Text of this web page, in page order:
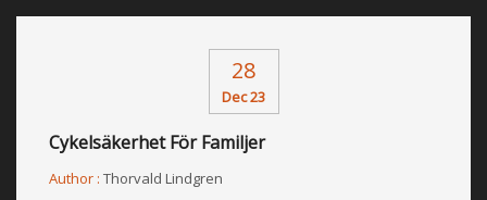
28
Dec 23
Cykelsäkerhet För Familjer
Author : Thorvald Lindgren